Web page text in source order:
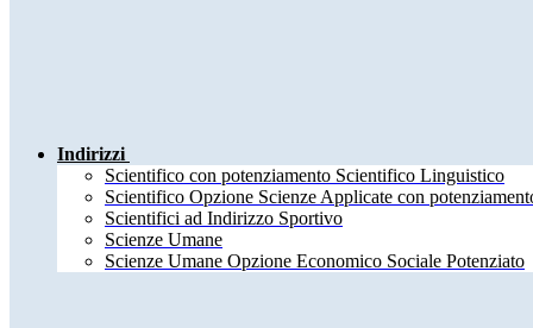
Indirizzi
Scientifico con potenziamento Scientifico Linguistico
Scientifico Opzione Scienze Applicate con
Scientifici ad Indirizzo Sportivo
Scienze Umane
Scienze Umane Opzione Economico Sociale Potenziato